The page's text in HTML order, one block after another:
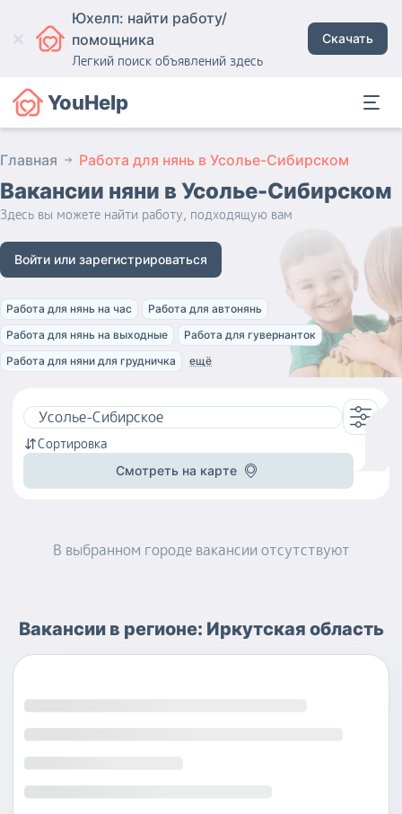
Юхелп: найти работу/
помощника
Легкий поиск объявлений здесь
Скачать
YouHelp
Главная Работа для нянь в Усолье-Сибирском
Вакансии няни в Усолье-Сибирском
Здесь вы можете найти работу, подходящую вам
Войти или зарегистрироваться
Работа для нянь на час
Работа для автонянь
Работа для нянь на выходные
Работа для гувернанток
Работа для няни для грудничка
ещё
Сортировка
Смотреть на карте
В выбранном городе вакансии отсутствуют
Вакансиив регионе: Иркутская область